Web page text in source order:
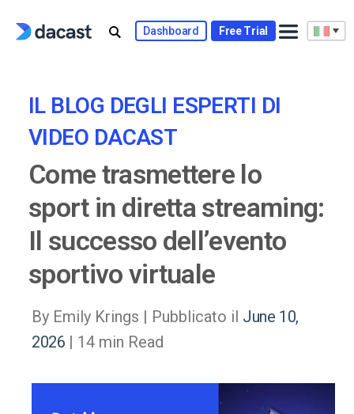
Dashboard Free Trial
IL BLOG DEGLI ESPERTI DI
VIDEO DACAST
Come trasmettere lo
sport in diretta streaming:
Il successo dell’evento
sportivo virtuale
By Emily Krings | Pubblicato il June 10,
2026 | 14 min Read